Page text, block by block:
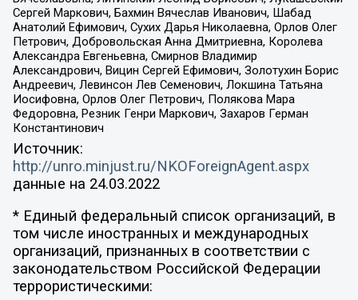
Сергей Маркович, Бахмин Вячеслав Иванович, Шабад
Анатолий Ефимович, Сухих Дарья Николаевна, Орлов Олег
Петрович, Добровольская Анна Дмитриевна, Королева
Александра Евгеньевна, Смирнов Владимир
Александрович, Вицин Сергей Ефимович, Золотухин Борис
Андреевич, Левинсон Лев Семенович, Локшина Татьяна
Иосифовна, Орлов Олег Петрович, Полякова Мара
Федоровна, Резник Генри Маркович, Захаров Герман
Константинович
Источник:
http://unro.minjust.ru/NKOForeignAgent.aspx
данные на 24.03.2022
* Единый федеральный список организаций, в
том числе иностранных и международных
организаций, признанных в соответствии с
законодательством Российской Федерации
террористическими: